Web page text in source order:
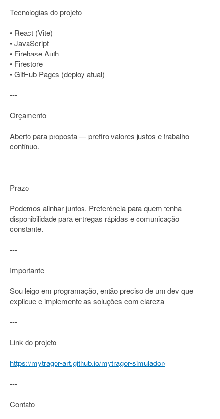
Tecnologias do projeto
• React (Vite)
• JavaScript
• Firebase Auth
• Firestore
• GitHub Pages (deploy atual)
---
Orçamento
Aberto para proposta — prefiro valores justos e trabalho
contínuo.
---
Prazo
Podemos alinhar juntos. Preferência para quem tenha
disponibilidade para entregas rápidas e comunicação
constante.
---
Importante
Sou leigo em programação, então preciso de um dev que
explique e implemente as soluções com clareza.
---
Link do projeto
https://mytragor-art.github.io/mytragor-simulador/
---
Contato